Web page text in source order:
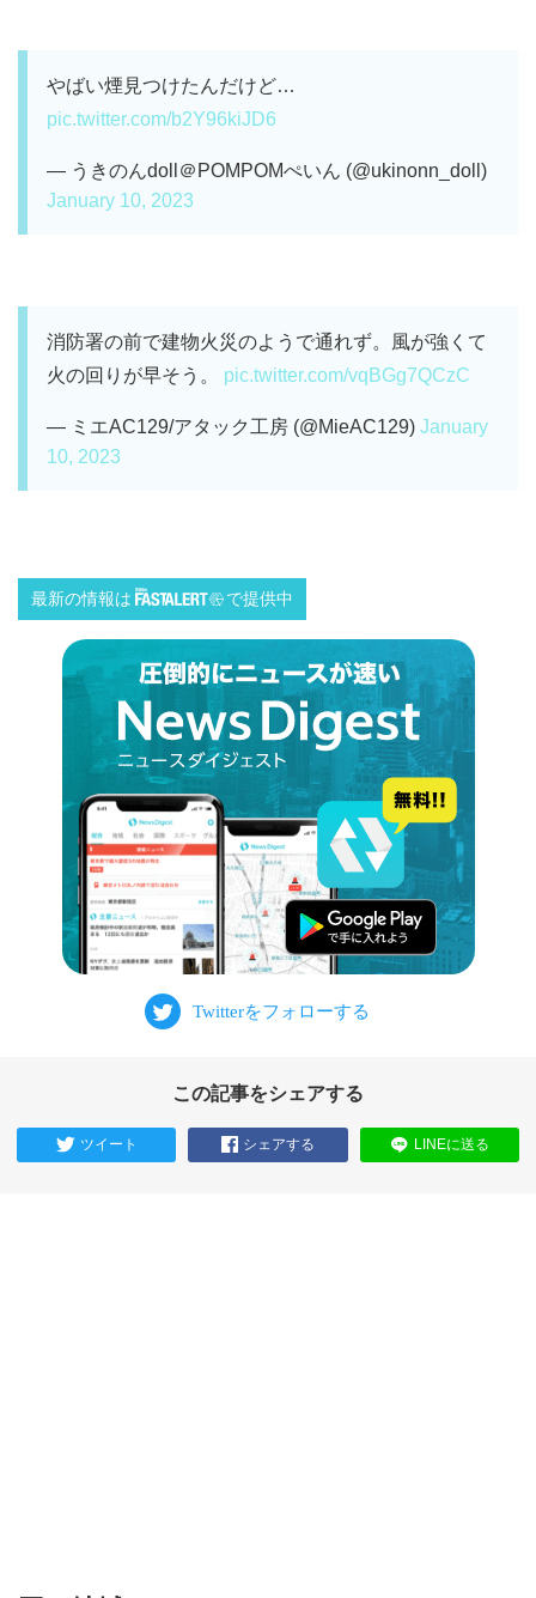
やばい煙見つけたんだけど…
pic.twitter.com/b2Y96kiJD6
— うきのんdoll＠POMPOMぺいん (@ukinonn_doll)
January 10, 2023
消防署の前で建物火災のようで通れず。風が強くて
火の回りが早そう。 pic.twitter.com/vqBGg7QCzC
— ミエAC129/アタック工房 (@MieAC129) January
10, 2023
最新の情報は で提供中
この記事をシェアする
ツイート シェアする LINEに送る